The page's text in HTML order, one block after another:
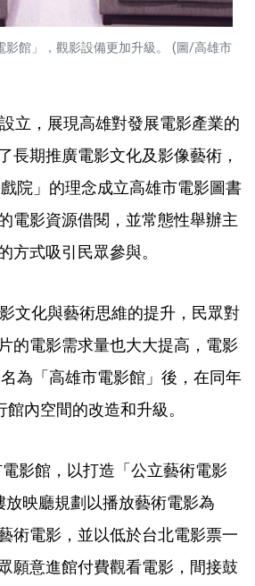
影館」，觀影設備更加升級。 (圖/高雄市
立，展現高雄對發展電影產業的
長期推廣電影文化及影像藝術，
院」的理念成立高雄市電影圖書
電影資源借閱，並常態性舉辦主
方式吸引民眾參與。
文化與藝術思維的提升，民眾對
的電影需求量也大大提高，電影
為「高雄市電影館」後，在同年
內空間的改造和升級。
影館，以打造「公立藝術電影
映廳規劃以播放藝術電影為
術電影，並以低於台北電影票一
願意進館付費觀看電影，間接鼓